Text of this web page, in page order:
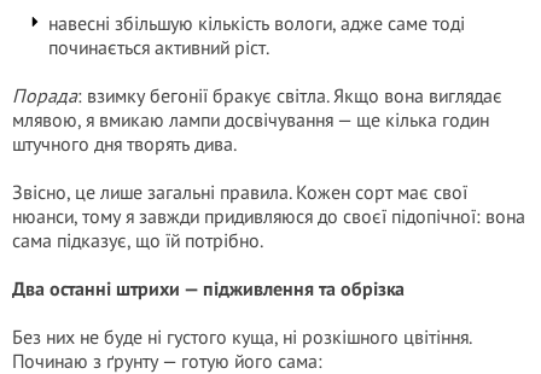
навесні збільшую кількість вологи, адже саме тоді
починається активний ріст.
Порада: взимку бегонії бракує світла. Якщо вона виглядає
млявою, я вмикаю лампи досвічування — ще кілька годин
штучного дня творять дива.
Звісно, це лише загальні правила. Кожен сорт має свої
нюанси, тому я завжди придивляюся до своєї підопічної: вона
сама підказує, що їй потрібно.
Два останні штрихи — підживлення та обрізка
Без них не буде ні густого куща, ні розкішного цвітіння.
Починаю з ґрунту — готую його сама: